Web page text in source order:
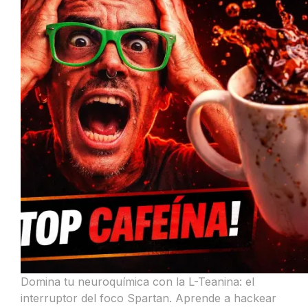
Domina tu neuroquímica con la L-Teanina: el
interruptor del foco Spartan. Aprende a hackear